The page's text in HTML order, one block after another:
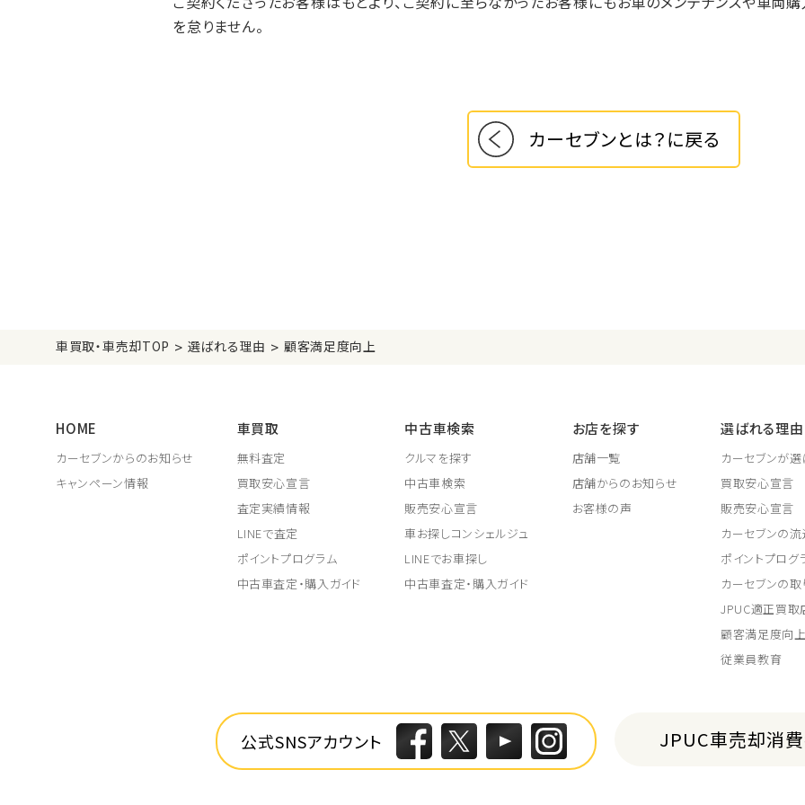
を怠りません。
カーセブンとは？に戻る
車買取・車売却TOP > 選ばれる理由 > 顧客満足度向上
HOME
カーセブンからのお知らせ
キャンペーン情報
車買取
無料査定
買取安心宣言
査定実績情報
LINEで査定
ポイントプログラム
中古車査定・購入ガイド
中古車検索
クルマを探す
中古車検索
販売安心宣言
車お探しコンシェルジュ
LINEでお車探し
中古車査定・購入ガイド
お店を探す
店舗一覧
店舗からのお知らせ
お客様の声
選ばれる理由
カーセブンが
買取安心宣言
販売安心宣言
カーセブンの流
ポイントプログ
カーセブンの取
JPUC適正買取
顧客満足度向
従業員教育
公式SNSアカウント JPUC車売却消